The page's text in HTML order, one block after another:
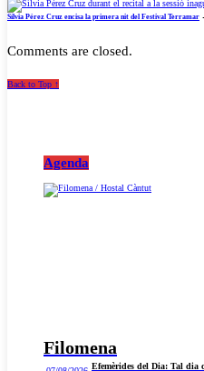
Sílvia Pérez Cruz encisa la primera nit del Festival Terramar
Comments are closed.
Back to Top ↑
Agenda
Filomena
Efemèrides del Dia: Tal dia